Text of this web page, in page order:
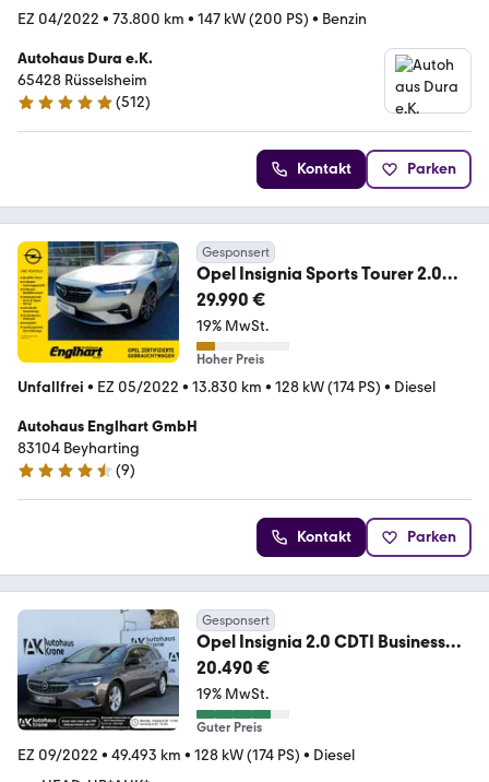
EZ 04/2022 • 73.800 km • 147 kW (200 PS) • Benzin
Autohaus Dura e.K.
65428 Rüsselsheim
4.8 Sterne
(512)
Kontakt Parken
Gesponsert
Opel Insignia Sports Tourer 2.0
CDTI Eleg. A
29.990 €
19% MwSt.
Hoher Preis
Unfallfrei • EZ 05/2022 • 13.830 km • 128 kW (174 PS) • Diesel
Autohaus Englhart GmbH
83104 Beyharting
4.7 Sterne
(9)
Kontakt Parken
Gesponsert
Opel Insignia 2.0 CDTI Business
*HEAD-UP*KEYLESS* AHK
20.490 €
19% MwSt.
Guter Preis
EZ 09/2022 • 49.493 km • 128 kW (174 PS) • Diesel